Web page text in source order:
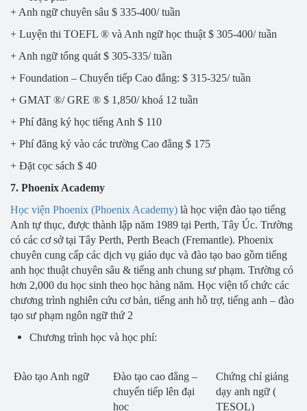
+ Anh ngữ chuyên sâu $ 335-400/ tuần
+ Luyện thi TOEFL ® và Anh ngữ học thuật $ 305-400/ tuần
+ Anh ngữ tổng quát $ 305-335/ tuần
+ Foundation – Chuyển tiếp Cao đẳng: $ 315-325/ tuần
+ GMAT ®/ GRE ® $ 1,850/ khoá 12 tuần
+ Phí đăng ký học tiếng Anh $ 110
+ Phí đăng ký vào các trường Cao đẳng $ 175
+ Đặt cọc sách $ 40
7. Phoenix Academy
Học viện Phoenix (Phoenix Academy) là học viện đào tạo tiếng
Anh tự thục, được thành lập năm 1989 tại Perth, Tây Úc. Trường
có các cơ sở tại Tây Perth, Perth Beach (Fremantle). Phoenix
chuyên cung cấp các dịch vụ giáo dục và đào tạo bao gồm tiếng
anh học thuật chuyên sâu & tiếng anh chung sư phạm. Trường có
hơn 2,000 du học sinh theo học hàng năm. Học viện tổ chức các
chương trình nghiên cứu cơ bản, tiếng anh hỗ trợ, tiếng anh – đào
tạo sư phạm ngôn ngữ thứ 2
Chương trình học và học phí:
Đào tạo Anh ngữ
Đào tạo cao đẳng –
chuyển tiếp lên đại
học
Chứng chỉ giảng
dạy anh ngữ (
TESOL)